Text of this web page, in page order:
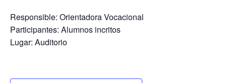
Responsible: Orientadora Vocacional
Participantes: Alumnos incritos
Lugar: Auditorio